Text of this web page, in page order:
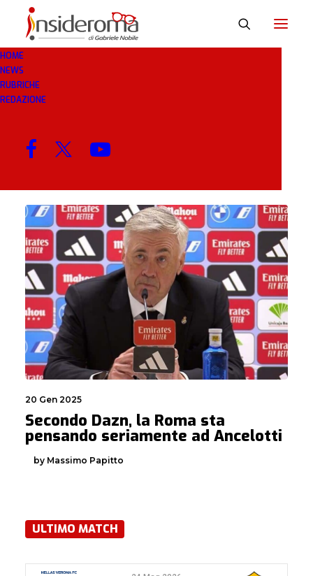
HOME
NEWS
RUBRICHE
REDAZIONE
REAL MADRID
MENU
20 Gen 2025
Secondo Dazn, la Roma sta
pensando seriamente ad Ancelotti
by Massimo Papitto
ULTIMO MATCH